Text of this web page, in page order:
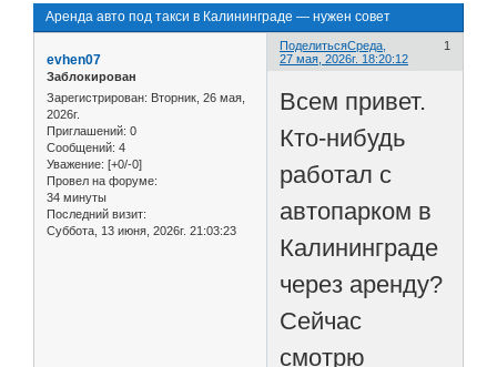
Аренда авто под такси в Калининграде — нужен совет
Поделиться 1
Среда,
27 мая, 2026г. 18:20:12
evhen07
Заблокирован
Зарегистрирован: Вторник, 26 мая,
2026г.
Приглашений: 0
Сообщений: 4
Уважение: [+0/-0]
Провел на форуме:
34 минуты
Последний визит:
Суббота, 13 июня, 2026г. 21:03:23
Всем привет.
Кто-нибудь
работал с
автопарком в
Калининграде
через аренду?
Сейчас
смотрю